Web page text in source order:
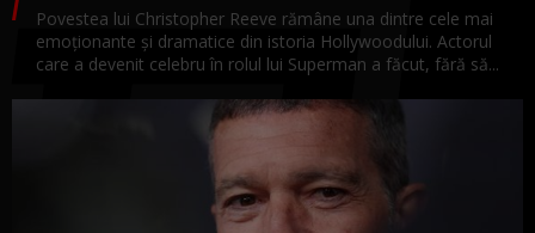
Povestea lui Christopher Reeve rămâne una dintre cele mai
emoționante și dramatice din istoria Hollywoodului. Actorul
care a devenit celebru în rolul lui Superman a făcut, fără să...